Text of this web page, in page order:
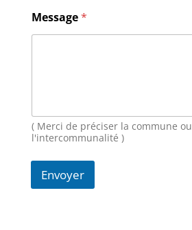
e
N
o
i
l
Message*
( Merci de préciser la commune ou
l'intercommunalité )
Envoyer